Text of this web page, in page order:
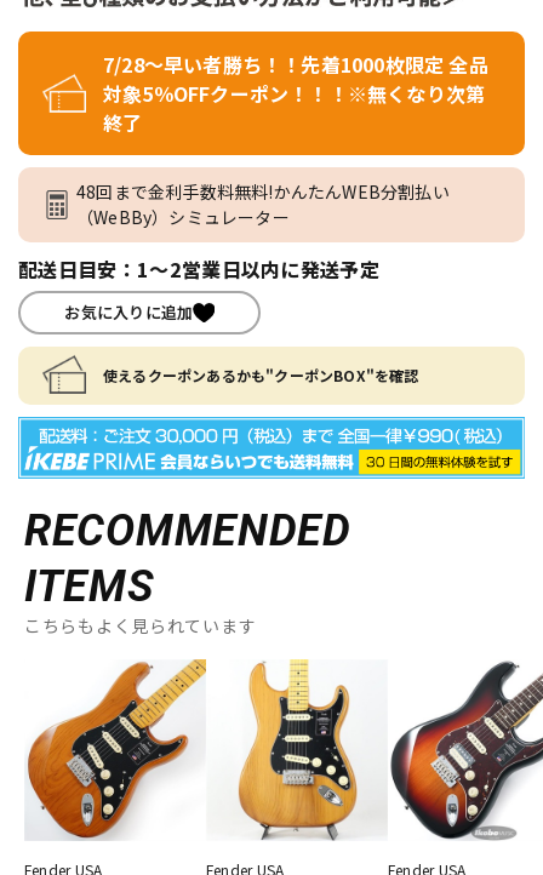
7/28～早い者勝ち！！先着1000枚限定 全品
対象5％OFFクーポン！！！※無くなり次第
終了
48回まで金利手数料無料!かんたんWEB分割払い
（WeBBy）シミュレーター
配送日目安：1～2営業日以内に発送予定
お気に入りに追加
使えるクーポンあるかも"クーポンBOX"を確認
RECOMMENDED
ITEMS
こちらもよく見られています
Fender USA
Fender USA
Fender USA